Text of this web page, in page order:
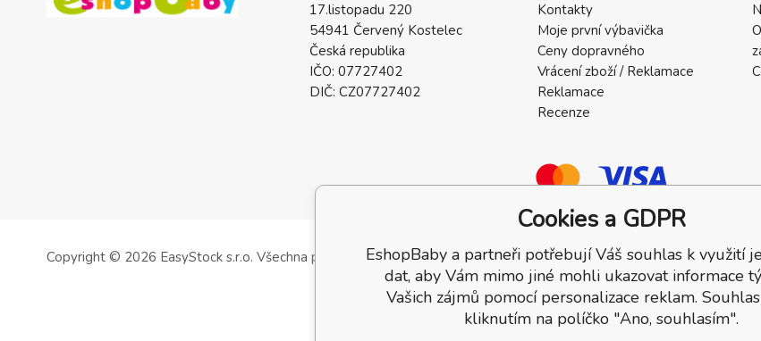
17.listopadu 220
54941 Červený Kostelec
Česká republika
IČO: 07727402
DIČ: CZ07727402
Kontakty
Moje první výbavička
Ceny dopravného
Vrácení zboží / Reklamace
Reklamace
Recenze
Copyright © 2026 EasyStock s.r.o. Všechna práva vyhrazena.
Cookies a GDPR
EshopBaby a partneři potřebují Váš souhlas k využití
dat, aby Vám mimo jiné mohli ukazovat informace
Vašich zájmů pomocí personalizace reklam.
kliknutím na políčko "Ano, souhlasím".